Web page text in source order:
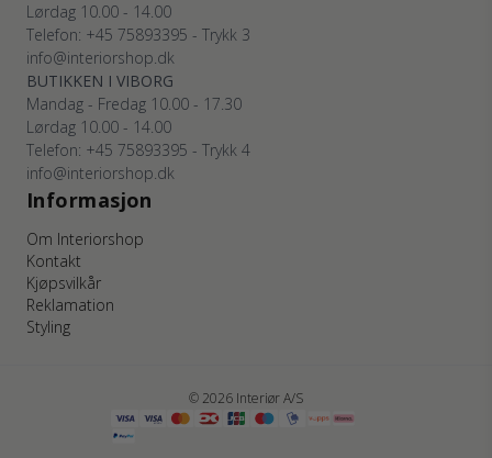
Lørdag 10.00 - 14.00
Telefon: +45 75893395 - Trykk 3
info@interiorshop.dk
BUTIKKEN I VIBORG
Mandag - Fredag 10.00 - 17.30
Lørdag 10.00 - 14.00
Telefon: +45 75893395 - Trykk 4
info@interiorshop.dk
Informasjon
Om Interiorshop
Kontakt
Kjøpsvilkår
Reklamation
Styling
© 2026 Interiør A/S